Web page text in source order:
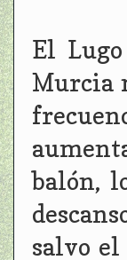
El
Murcia
balón,
salvo